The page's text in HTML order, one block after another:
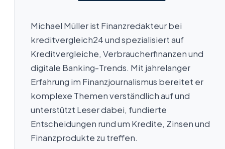
Michael Müller ist Finanzredakteur bei
kreditvergleich24 und spezialisiert auf
Kreditvergleiche, Verbraucherfinanzen und
digitale Banking-Trends. Mit jahrelanger
Erfahrung im Finanzjournalismus bereitet er
komplexe Themen verständlich auf und
unterstützt Leser dabei, fundierte
Entscheidungen rund um Kredite, Zinsen und
Finanzprodukte zu treffen.